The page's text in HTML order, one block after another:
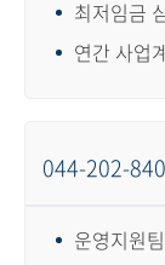
최저임금
연간 사업
044-202-
운영지원